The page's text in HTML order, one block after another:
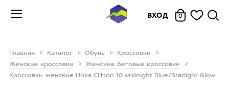
ВХОД 0
Главная Каталог Обувь
Кроссовки
Женские кроссовки
Женские беговые кроссовки
Кроссовки женские Hoka Clifton 10 Midnight Blue/Starlight Glow